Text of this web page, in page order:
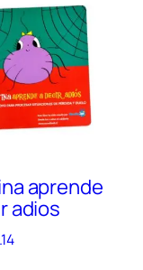
aprende
adios